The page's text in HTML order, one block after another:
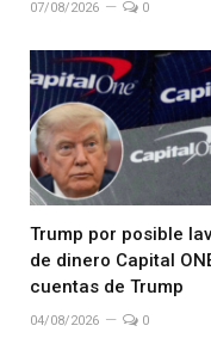
07/08/2026 0
Trump por posible
de dinero Capital
cuentas de Trump
04/08/2026 0